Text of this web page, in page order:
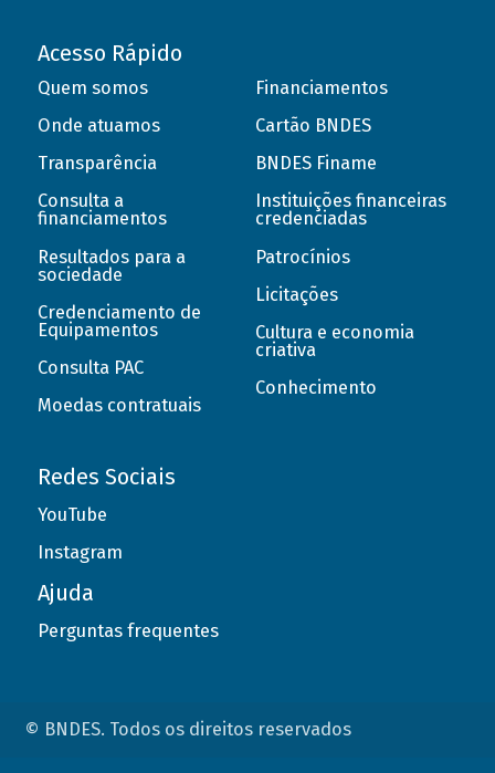
Acesso Rápido
Quem somos
Onde atuamos
Transparência
Consulta a
financiamentos
Resultados para a
sociedade
Credenciamento de
Equipamentos
Consulta PAC
Moedas contratuais
Financiamentos
Cartão BNDES
BNDES Finame
Instituições financeiras
credenciadas
Patrocínios
Licitações
Cultura e economia
criativa
Conhecimento
Redes Sociais
YouTube
Instagram
Ajuda
Perguntas frequentes
© BNDES. Todos os direitos reservados